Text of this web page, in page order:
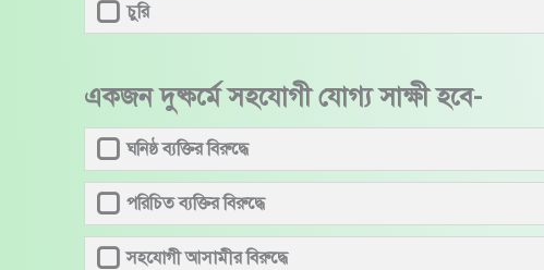
চুরি
একজন দুষ্কর্মে সহযোগী যোগ্য সাক্ষী হবে-
ঘনিষ্ঠ ব্যক্তির বিরুদ্ধে
পরিচিত ব্যক্তির বিরুদ্ধে
সহযোগী আসামীর বিরুদ্ধে